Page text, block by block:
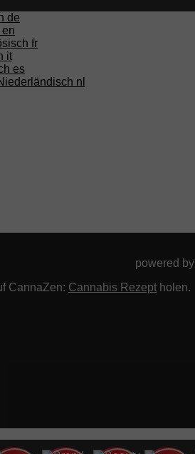
de
en
fr
it
es
nl
powered by
CannaZen: Cannabis Rezept holen.